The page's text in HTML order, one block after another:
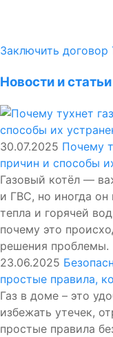
Заключить
Новости и статьи
30.07.2025 Почему
причин и способы
Газовый котёл —
и ГВС, но иногда он
тепла и горячей
почему это
решения проблемы.
23.06.2025
простые правила,
Газ в доме – это
избежать утечек,
простые правила